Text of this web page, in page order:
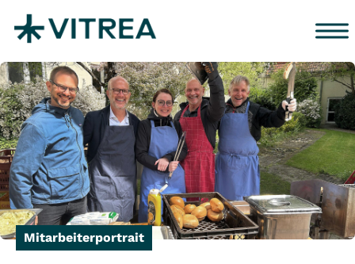
Mitarbeiterportrait